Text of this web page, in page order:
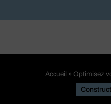
Accueil » Optimisez